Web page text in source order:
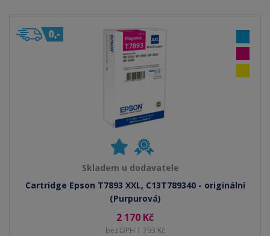
Skladem u dodavatele
Cartridge Epson T7893 XXL, C13T789340 - originální
(Purpurová)
2 170 Kč
bez DPH 1 793 Kč